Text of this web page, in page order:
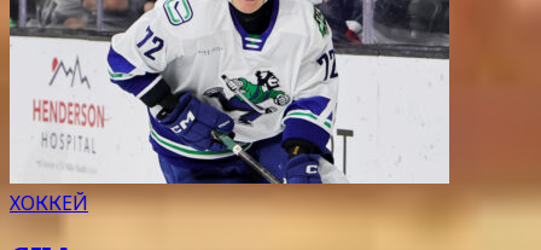
ХОККЕЙ